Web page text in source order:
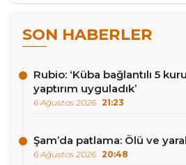
SON HABERLER
Rubio: ‘Küba bağlantılı 5
yaptırım uyguladık’
6 Ağustos 2026 21:23
Şam’da patlama: Ölü ve
6 Ağustos 2026 20:48